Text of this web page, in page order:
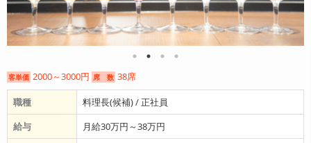
客単価 2000～3000円 席 数 38席
職種
料理長(候補) / 正社員
給与
月給30万円～38万円